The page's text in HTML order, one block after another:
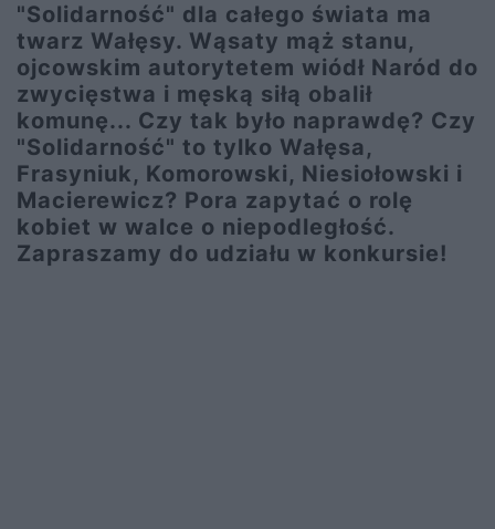
"Solidarność" dla całego świata ma
twarz Wałęsy. Wąsaty mąż stanu,
ojcowskim autorytetem wiódł Naród do
zwycięstwa i męską siłą obalił
komunę... Czy tak było naprawdę? Czy
"Solidarność" to tylko Wałęsa,
Frasyniuk, Komorowski, Niesiołowski i
Macierewicz? Pora zapytać o rolę
kobiet w walce o niepodległość.
Zapraszamy do udziału w konkursie!